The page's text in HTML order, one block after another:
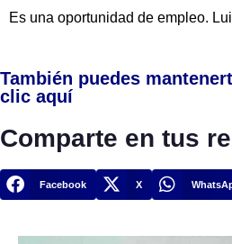
Es una oportunidad de empleo.
También puedes
clic aquí
Comparte en tus
Facebook X